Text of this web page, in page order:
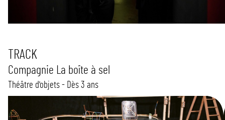
TRACK
Compagnie La boîte à sel
Théâtre d'objets - Dès 3 ans